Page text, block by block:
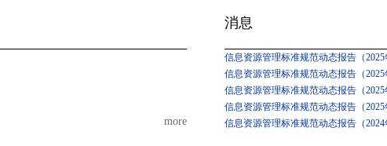
more
消息
信息资源管理标准规范动态报告（
信息资源管理标准规范动态报告（
信息资源管理标准规范动态报告（
信息资源管理标准规范动态报告（
信息资源管理标准规范动态报告（